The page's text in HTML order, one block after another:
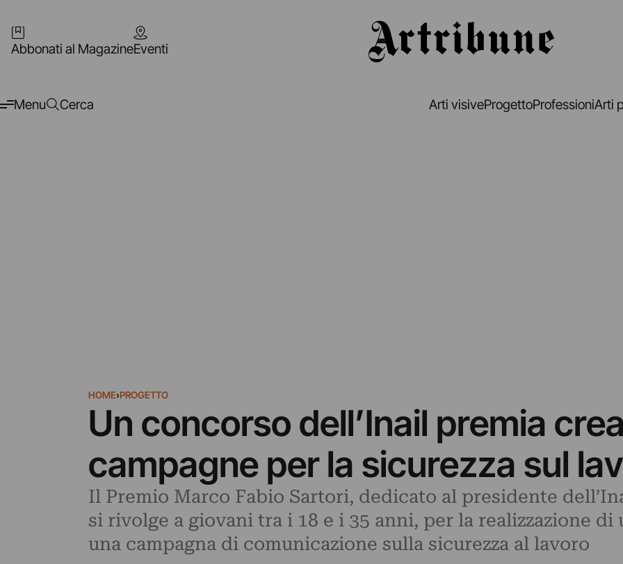
Abbonati al MagazineEventi
Menu Cerca Arti visiveProgettoProfessioniArti
HOME›PROGETTO
Un concorso dell’Inail premia
campagne per la sicurezza sul
Il Premio Marco Fabio Sartori, dedicato al presidente
si rivolge a giovani tra i 18 e i 35 anni, per la realizzazione
una campagna di comunicazione sulla sicurezza al lavoro